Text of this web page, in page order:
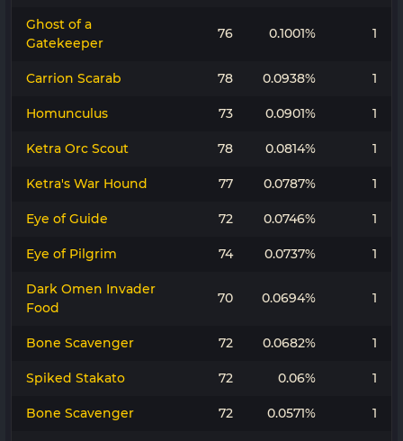
Ghost of a
Gatekeeper
76 0.1001% 1
Carrion Scarab 78 0.0938% 1
Homunculus 73 0.0901% 1
Ketra Orc Scout 78 0.0814% 1
Ketra's War Hound 77 0.0787% 1
Eye of Guide 72 0.0746% 1
Eye of Pilgrim 74 0.0737% 1
Dark Omen Invader
Food
70 0.0694% 1
Bone Scavenger 72 0.0682% 1
Spiked Stakato 72 0.06% 1
Bone Scavenger 72 0.0571% 1